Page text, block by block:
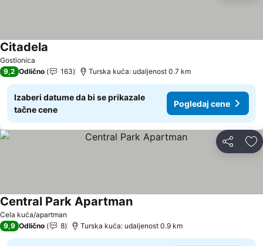
Gostionica
Citadela
9,2 Odlično 163 Turska kuća: udaljenost 0.7 km
Izaberi datume da bi se prikazale
tačne cene
Pogledaj cene
Deli
Cela kuća/apartman
Central Park Apartman
9,9 Odlično 8 Turska kuća: udaljenost 0.9 km